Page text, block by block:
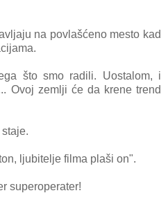
na povlašćeno mesto kad
što smo radili. Uostalom, i
Ovoj zemlji će da krene trend
ljubitelje filma plaši on".
superoperater!